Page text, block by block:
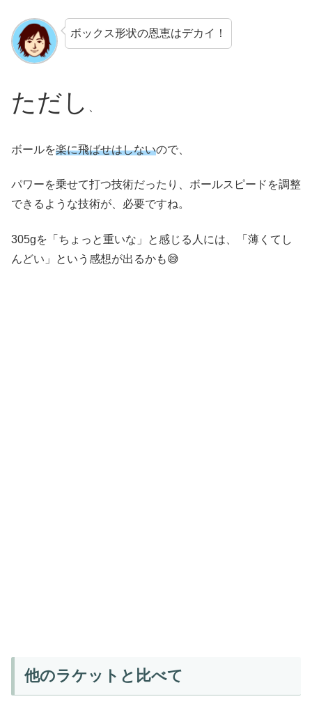
ボックス形状の恩恵はデカイ！
ただし
ボールを楽に飛ばせはしないので、
パワーを乗せて打つ技術だったり、ボールスピードを調整
できるような技術が、必要ですね。
305gを「ちょっと重いな」と感じる人には、「薄くてし
んどい」という感想が出るかも😅
他のラケットと比べて